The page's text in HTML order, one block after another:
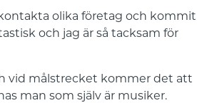
olika företag och kommit
och jag är så tacksam för
vid målstrecket kommer det att
man som själv är musiker.